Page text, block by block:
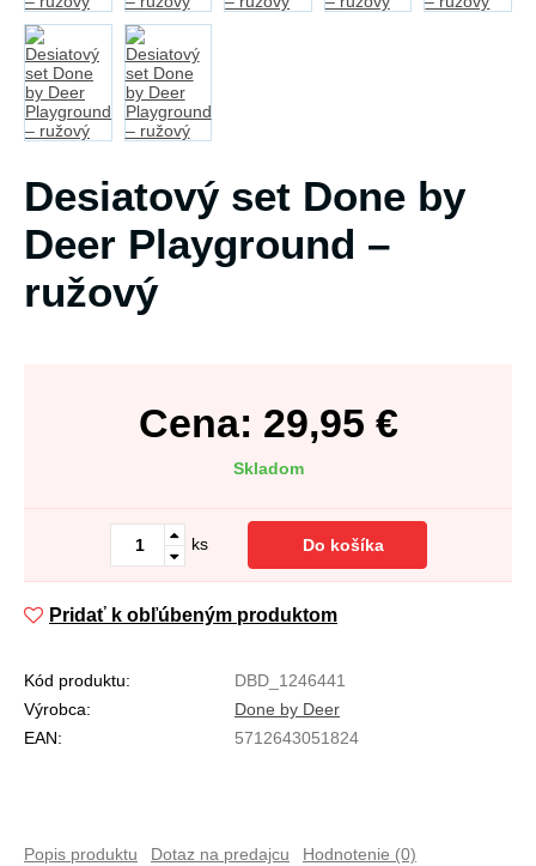
Desiatový set Done by
Deer Playground –
ružový
Cena: 29,95 €
Skladom
ks Do košíka
Pridať k obľúbeným produktom
Kód produktu:
DBD_1246441
Výrobca:
Done by Deer
EAN:
5712643051824
Popis produktu Dotaz na predajcu Hodnotenie (0)